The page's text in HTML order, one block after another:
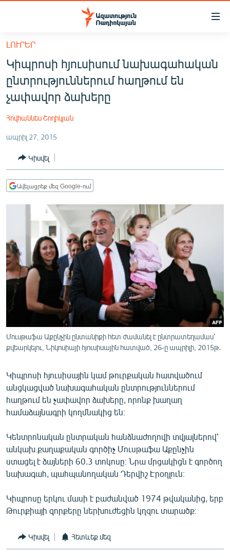
Մատչելիության
հիմնական
բովանդակությանը
Անցնել
հիմնական
մենյուին
ՀԱՅԱՍՏԱՆ
ՔԱՂԱՔԱԿԱՆ
ՏՆՏԵՍՈՒԹՅՈՒՆ
ՂԱՐԱԲԱՂ
ՏԱՐԱԾԱՇՐՋԱՆ
ՄԻՋԱԶԳԱՅԻՆ
ՄՇԱԿՈՒՅԹ
ՍՊՈՐՏ
ՄԵԿՆԱԲԱՆՈՒԹՅՈՒՆ
ՏՏ ԵՒ ԻՆՏԵՐՆԵՏ
ԱՐԽԻՎ
ԲԱՆԱՎԵՃ
ՁԳՏԵԼՈՎ ԼԱՎԱԳՈՒՅՆԻՆ
Հայերեն
English
ՀԵՏԵՎԵՔ ՄԵԶ
ԼՈՒՐԵՐ
Կիպրոսի հյուսիսում նախագահական
ընտրություններում հաղթում են
չափավոր ձախերը
Հովհաննես Շողիկյան
ապրիլ 27, 2015
Կիսվել
Ավելացրեք մեզ Google-ում
Մուսթաֆա Աքընչին ընտանիքի հետ ժամանել է ընտրատեղամաս՝
քվեարկելու, Նիկոսիայի հյուսիսային հատված, 26-ը ապրիլի, 2015թ․
Կիպրոսի հյուսիսային կամ թուրքական հատվածում
անցկացված նախագահական ընտրություններում
հաղթում են չափավոր ձախերը, որոնք խաղաղ
համաձայնագրի կողմնակից են։
Կենտրոնական ընտրական հանձնաժողովի տվյալներով՝
անկախ քաղաքական գործիչ Մուսթաֆա Աքընչին
ստացել է ձայների 60.3 տոկոսը։ Նրա մրցակիցն է գործող
նախագահ, պահպանողական Դերվիշ Էրօղլուն։
Կիպրոսը երկու մասի է բաժանված 1974 թվականից, երբ
Թուրքիայի զորքերը ներխուժեցին կղզու տարածք։
Կիսվել Հետևեք մեզ